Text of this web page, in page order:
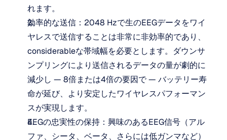
れます。
効率的な送信：2048 Hzで生のEEGデータをワイ
ヤレスで送信することは非常に非効率的であり、
considerableな帯域幅を必要とします。ダウンサ
ンプリングにより送信されるデータの量が劇的に
減少し — 8倍または4倍の要因で — バッテリー寿
命が延び、より安定したワイヤレスパフォーマン
スが実現します。
EEGの忠実性の保持：興味のあるEEG信号（アル
ファ、シータ、ベータ、さらには低ガンマなど）